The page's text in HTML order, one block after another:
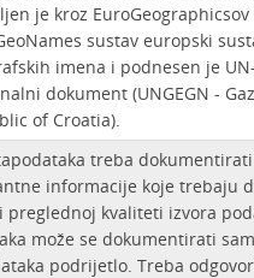
je kroz EuroGeographicsov
sustav europski
imena i podnesen je
dokument (UNGEGN -
of Croatia).
treba dokumentirati
informacije koje trebaju
kvaliteti izvora
može se dokumentirati
podrijetlo. Treba